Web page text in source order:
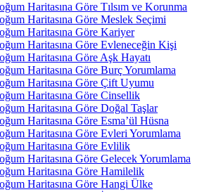
Haritasına Göre Tılsım ve Korunma
Haritasına Göre Meslek Seçimi
Haritasına Göre Kariyer
Haritasına Göre Evleneceğin Kişi
Haritasına Göre Aşk Hayatı
Haritasına Göre Burç Yorumlama
Haritasına Göre Çift Uyumu
Haritasına Göre Cinsellik
Haritasına Göre Doğal Taşlar
Haritasına Göre Esma’ül Hüsna
Haritasına Göre Evleri Yorumlama
Haritasına Göre Evlilik
Haritasına Göre Gelecek Yorumlama
Haritasına Göre Hamilelik
Haritasına Göre Hangi Ülke